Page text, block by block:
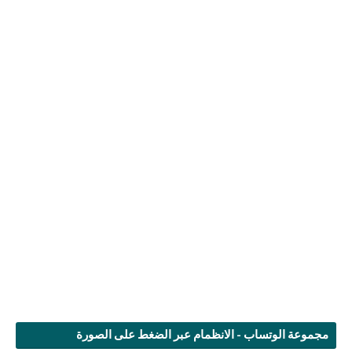
مجموعة الوتساب - الانظمام عبر الضغط على الصورة